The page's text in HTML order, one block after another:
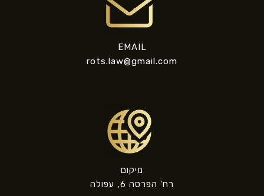
EMAIL
rots.law@gmail.com
מיקום
רח' הפרסה 6, עפולה